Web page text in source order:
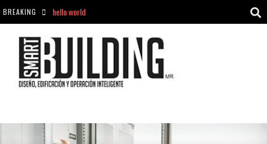
BREAKING
hello world
hello world